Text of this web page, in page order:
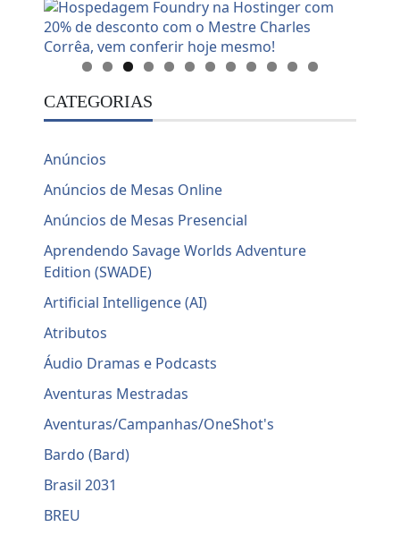
CATEGORIAS
Anúncios
Anúncios de Mesas Online
Anúncios de Mesas Presencial
Aprendendo Savage Worlds Adventure
Edition (SWADE)
Artificial Intelligence (AI)
Atributos
Áudio Dramas e Podcasts
Aventuras Mestradas
Aventuras/Campanhas/OneShot's
Bardo (Bard)
Brasil 2031
BREU